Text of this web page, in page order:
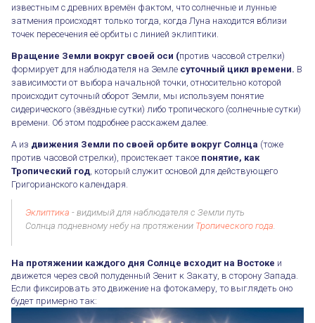
известным с древних времён фактом, что солнечные и лунные
затмения происходят только тогда, когда Луна находится вблизи
точек пересечения её орбиты с линией эклиптики.
Вращение Земли вокруг своей оси (против часовой стрелки)
формирует для наблюдателя на Земле суточный цикл времени. В
зависимости от выбора начальной точки, относительно которой
происходит суточный оборот Земли, мы используем понятие
сидерического (звёздные сутки) либо тропического (солнечные сутки)
времени. Об этом подробнее расскажем далее.
А из движения Земли по своей орбите вокруг Солнца (тоже
против часовой стрелки), проистекает такое понятие, как
Тропический год, который служит основой для действующего
Григорианского календаря.
Эклиптика - видимый для наблюдателя с Земли путь
Солнца подневному небу на протяжении Тропического года.
На протяжении каждого дня Солнце всходит на Востоке и
движется через свой полуденный Зенит к Закату, в сторону Запада.
Если фиксировать это движение на фотокамеру, то выглядеть оно
будет примерно так: